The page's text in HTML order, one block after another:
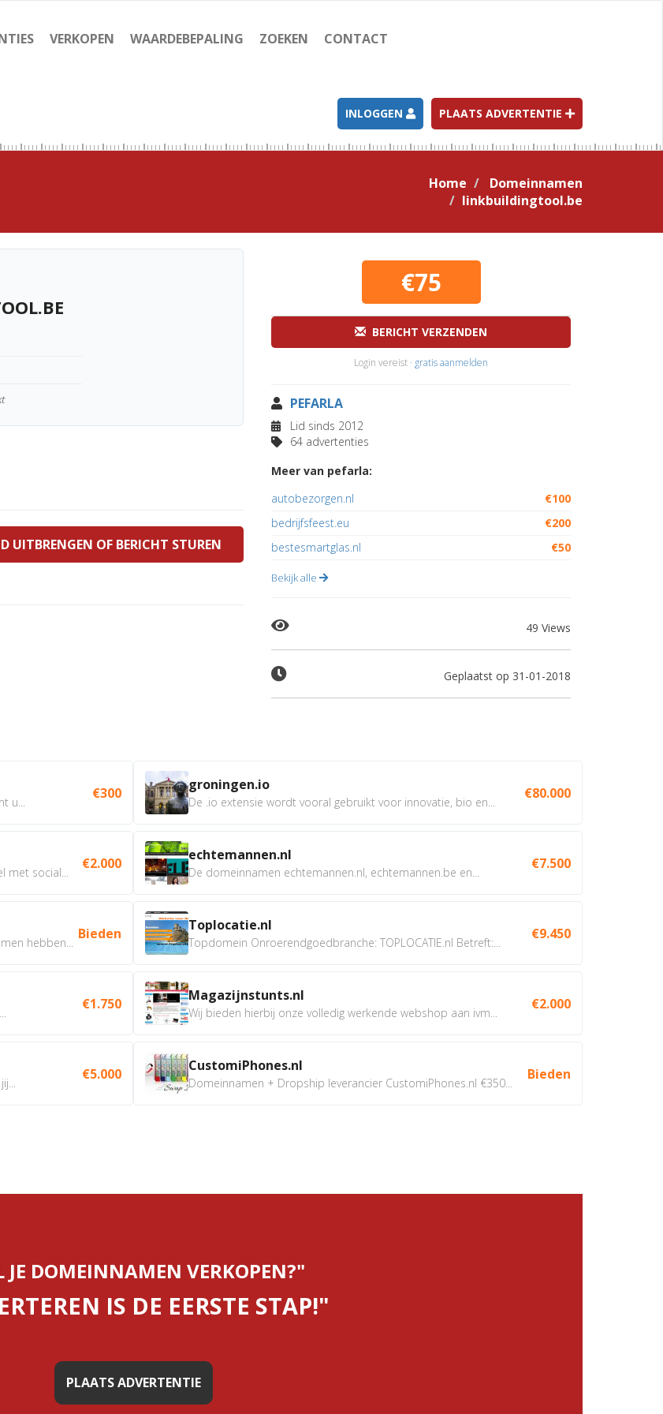
VERKOPEN WAARDEBEPALING ZOEKEN CONTACT
INLOGGEN PLAATS ADVERTENTIE
Home
Domeinnamen
linkbuildingtool.be
UITBRENGEN OF BERICHT STUREN
€75
BERICHT VERZENDEN
Login vereist · gratis aanmelden
PEFARLA
Lid sinds 2012
64 advertenties
Meer van pefarla:
autobezorgen.nl
€100
bedrijfsfeest.eu
€200
bestesmartglas.nl
€50
Bekijk alle
49 Views
Geplaatst op 31-01-2018
€300
social...
€2.000
hebben...
Bieden
€1.750
€5.000
groningen.io
De .io extensie wordt vooral gebruikt voor innovatie, bio en...
€80.000
echtemannen.nl
De domeinnamen echtemannen.nl, echtemannen.be en...
€7.500
Toplocatie.nl
Topdomein Onroerendgoedbranche: TOPLOCATIE.nl Betreft:...
€9.450
Magazijnstunts.nl
Wij bieden hierbij onze volledig werkende webshop aan ivm...
€2.000
CustomiPhones.nl
Domeinnamen + Dropship leverancier CustomiPhones.nl €350...
Bieden
JE DOMEINNAMEN VERKOPEN?"
IS DE EERSTE STAP!"
PLAATS ADVERTENTIE